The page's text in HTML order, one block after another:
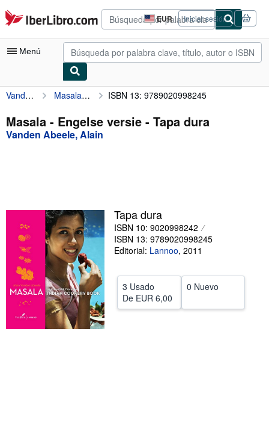
Pasar al contenido principal
IberLibro.com EUR
Preferencias
de
compra
del
Iniciar sesión
Menú
Mi cuenta
Consultar mis pedidos
Búsqueda avanzada
Vendedores
Comenzar a vender
Ayuda
CERRAR
Vanden Abeele, Alain Masala - Engelse versie ISBN 13: 9789020998245
Masala - Engelse versie - Tapa dura
Vanden Abeele, Alain
Tapa dura
ISBN 10: 9020998242
ISBN 13: 9789020998245
Editorial: Lannoo, 2011
3 Usado
De EUR 6,00
0 Nuevo